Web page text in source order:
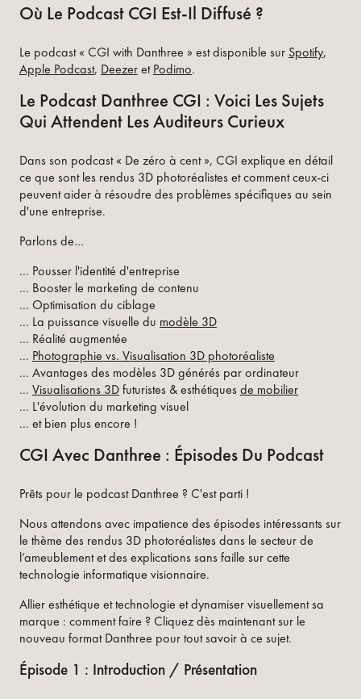
Où Le Podcast CGI Est-Il Diffusé ?
Le podcast « CGI with Danthree » est disponible sur Spotify,
Apple Podcast, DeezeretPodimo.
Le Podcast Danthree CGI : Voici Les Sujets
Qui Attendent Les Auditeurs Curieux
Dans son podcast « De zéro à cent », CGI explique en détail
ce que sont les rendus 3D photoréalistes et comment ceux-ci
peuvent aider à résoudre des problèmes spécifiques au sein
d'une entreprise.
Parlons de…
... Pousser l'identité d'entreprise
... Booster le marketing de contenu
... Optimisation du ciblage
... La puissance visuelle du modèle 3D
... Réalité augmentée
... Photographie vs. Visualisation 3D photoréaliste
... Avantages des modèles 3D générés par ordinateur
... Visualisations 3Dfuturistes & esthétiquesde mobilier
... L'évolution du marketing visuel
... et bien plus encore !
CGI Avec Danthree : Épisodes Du Podcast
Prêts pour le podcast Danthree ? C'est parti !
Nous attendons avec impatience des épisodes intéressants sur
le thème des rendus 3D photoréalistes dans le secteur de
l’ameublement et des explications sans faille sur cette
technologie informatique visionnaire.
Allier esthétique et technologie et dynamiser visuellement sa
marque : comment faire ? Cliquez dès maintenant sur le
nouveau format Danthree pour tout savoir à ce sujet.
Épisode 1 : Introduction / Présentation